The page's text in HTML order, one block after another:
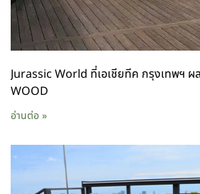
Jurassic World ที่เอเชียทีค กรุงเทพฯ ผ
WOOD
อ่านต่อ »